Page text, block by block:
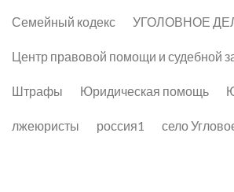
Семейный кодекс УГОЛОВНОЕ
Центр правовой помощи и судебной
Штрафы Юридическая помощь
лжеюристы россия1 село